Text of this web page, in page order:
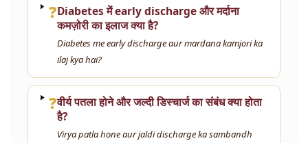
❓Diabetes में early discharge और मर्दाना
कमज़ोरी का इलाज क्या है?
Diabetes me early discharge aur mardana kamjori ka
ilaj kya hai?
❓वीर्य पतला होने और जल्दी डिस्चार्ज का संबंध क्या होता
है?
Virya patla hone aur jaldi discharge ka sambandh